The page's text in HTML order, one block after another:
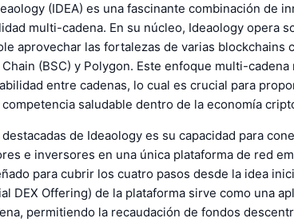
(IDEA) es una fascinante combinación de
multi-cadena. En su núcleo, Ideaology opera
aprovechar las fortalezas de varias blockchains
(BSC) y Polygon. Este enfoque multi-cadena
entre cadenas, lo cual es crucial para
saludable dentro de la economía
de Ideaology es su capacidad para
e inversores en una única plataforma de red
para cubrir los cuatro pasos desde la idea
DEX Offering) de la plataforma sirve como una
permitiendo la recaudación de fondos